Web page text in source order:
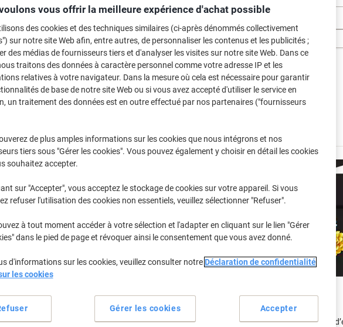
les cartouches précédemment achetéesSe connecter
HP DeskJet 2132 AIO Cartouches Jet Encre
Cartouche jet d’encre HP 302/304
Cartouche jet d’encre HP 302/304
Cartouche jet
vous offrir la meilleure expérience d'achat possible
des cookies et des techniques similaires (ci-après dénommés collectivement
sur notre site Web afin, entre autres, de personnaliser les contenus et les publicités ;
des médias de fournisseurs tiers et d'analyser les visites sur notre site Web. Dans ce
traitons des données à caractère personnel comme votre adresse IP et les
relatives à votre navigateur. Dans la mesure où cela est nécessaire pour garantir
de base de notre site Web ou si vous avez accepté d'utiliser le service en
un traitement des données est en outre effectué par nos partenaires ("fournisseurs
de plus amples informations sur les cookies que nous intégrons et nos
tiers sous "Gérer les cookies". Vous pouvez également y choisir en détail les cookies
souhaitez accepter.
sur "Accepter", vous acceptez le stockage de cookies sur votre appareil. Si vous
refuser l'utilisation des cookies non essentiels, veuillez sélectionner "Refuser".
à tout moment accéder à votre sélection et l'adapter en cliquant sur le lien "Gérer
dans le pied de page et révoquer ainsi le consentement que vous avez donné.
d'informations sur les cookies, veuillez consulter notre Déclaration de confidentialité
les cookies
Gérer les cookies Accepter